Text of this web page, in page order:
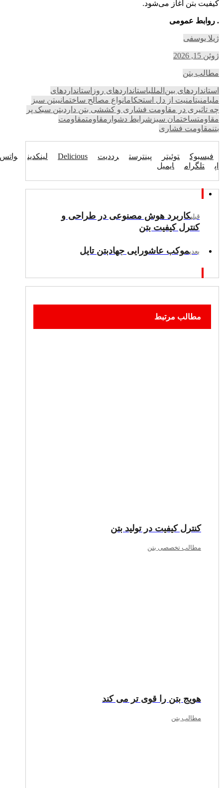
کیفیت بتن آغاز می‌شود.
. روابط عمومی
ژیلا یوسفی
ژوئن 15, 2026
مطالب بتن
استانداردهای بین‌المللیاستانداردهای روز استانداردهای
ملیامنیتامنیت از دل استحکامانواع مصالح ساختمانیبتن سبز
چه تاثیری در مقاومت فشاری و کششی بتن داردبتن سبک پر
مقاومتساختمان سبز شرایط دشوار مقاومتمقاومت
بتنمقاومت فشاری
فیسبوک توئیتر پینترست رددیت Delicious لینکدین
واتس
اپ
تلگرام ایمیل
قبلیکاربرد هوش مصنوعی در طراحی و
کنترل کیفیت بتن
بعدیموکب عاشورایی جهادبتن تایل
مطالب مرتبط
کنترل کیفیت در تولید بتن
مطالب تخصصی بتن
هویج بتن را قوی تر می کند
مطالب بتن